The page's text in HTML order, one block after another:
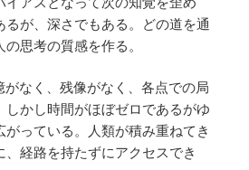
るが、深さでもある。どの道を通
思考の質感を作る。
がなく、残像がなく、各点での局
しかし時間がほぼゼロであるがゆ
がっている。人類が積み重ねてき
、経路を持たずにアクセスでき